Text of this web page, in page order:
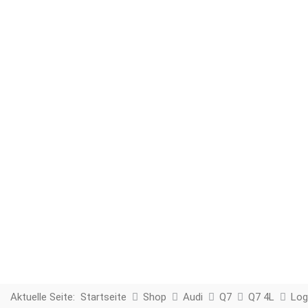
Aktuelle Seite: Startseite Shop Audi Q7 Q7 4L